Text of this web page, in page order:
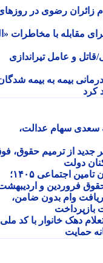
زائران رضوی در روزهای
با مخاطرات «ال
قاتل و عامل تیراندازی
سهام عدالت،
کارمندان ۱۴۰۵؛ خبر جدید از ترمیم حقوق، فوق
دولت
زمان نهایی پرداخت معوقات بازنشستگان تامین اجتماعی ۱۴۰۵؛
فروردین و اردیبهشت
وام بدون ضامن،
یارانه ۱۴۰۵ | استعلام دهک خانوار با کد ملی،